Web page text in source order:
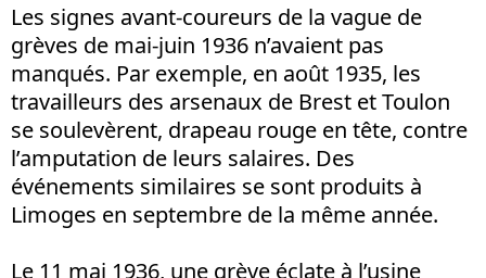
Les signes avant-coureurs de la vague de
grèves de mai-juin 1936 n’avaient pas
manqués. Par exemple, en août 1935, les
travailleurs des arsenaux de Brest et Toulon
se soulevèrent, drapeau rouge en tête, contre
l’amputation de leurs salaires. Des
événements similaires se sont produits à
Limoges en septembre de la même année.
Le 11 mai 1936, une grève éclate à l’usine